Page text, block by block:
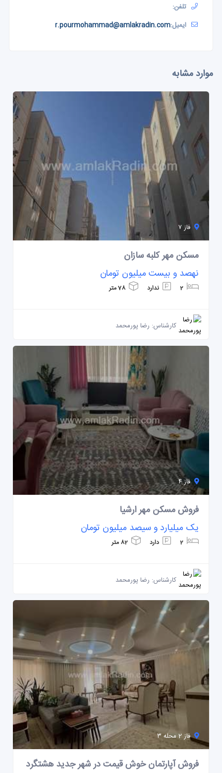
تلفن:
ایمیل:r.pourmohammad@amlakradin.com
موارد مشابه
فاز ۷
مسکن مهر کلبه سازان
نهصد و بیست میلیون تومان
2 ندارد 78 متر
کارشناس: رضا پورمحمد
فاز ۴
فروش مسکن مهر ارشیا
یک میلیارد و سیصد میلیون تومان
2 دارد 82 متر
کارشناس: رضا پورمحمد
فاز 2 محله ۳
فروش آپارتمان خوش قیمت در شهر جدید هشتگرد